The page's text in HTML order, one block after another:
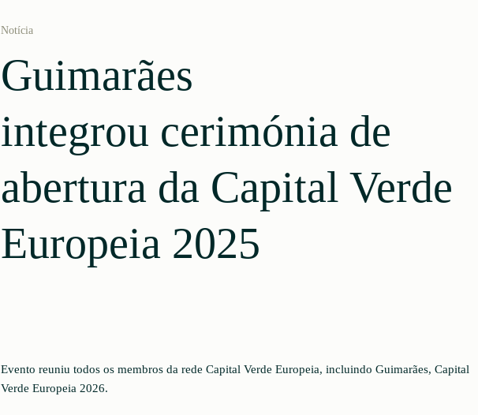
Notícia
Guimarães
integrou cerimónia de
abertura da Capital Verde
Europeia 2025
Evento reuniu todos os membros da rede Capital Verde Europeia, incluindo Guimarães, Capital
Verde Europeia 2026.